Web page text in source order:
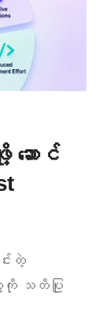
ဆောင်
းတဲ့
ေကို သတိပြု